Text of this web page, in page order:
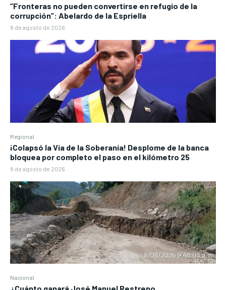
“Fronteras no pueden convertirse en refugio de la
corrupción”: Abelardo de la Espriella
8 de agosto de 2026
Regional
¡Colapsó la Vía de la Soberanía! Desplome de la banca
bloquea por completo el paso en el kilómetro 25
8 de agosto de 2026
Nacional